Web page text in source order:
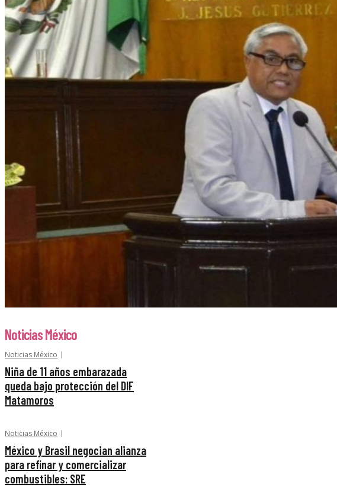
Noticias México
Noticias México
Niña de 11 años embarazada
queda bajo protección del DIF
Matamoros
Noticias México
México y Brasil negocian alianza
para refinar y comercializar
combustibles: SRE